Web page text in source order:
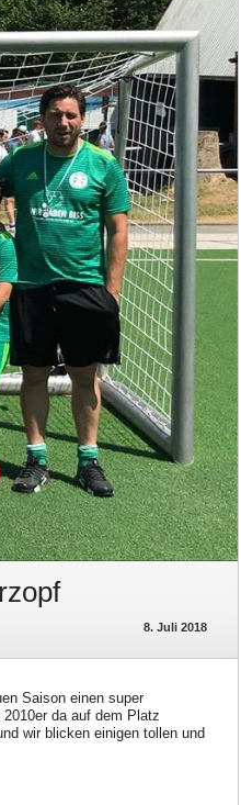
8. Juli 2018
Saison einen super
da auf dem Platz
wir blicken einigen tollen und